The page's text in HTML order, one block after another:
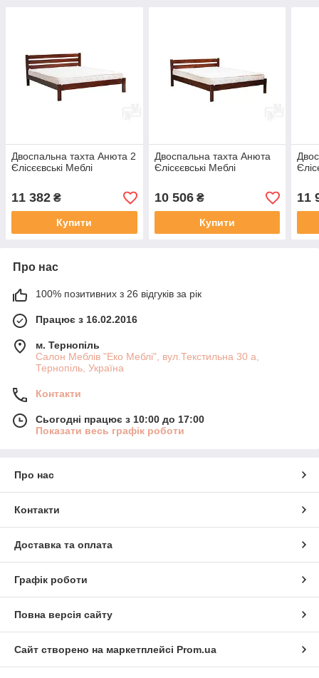
Двоспальна тахта Анюта 2
Єлісєєвські Меблі
11 382 ₴
Купити
Двоспальна тахта Анюта
Єлісєєвські Меблі
10 506₴
Купити
11
Про нас
100% позитивних з 26 відгуків за рік
Працює з 16.02.2016
м. Тернопіль
Салон Меблів "Еко Меблі", вул.Текстильна 30 а,
Тернопіль, Україна
Контакти
Сьогодні працює з 10:00 до 17:00
Показати весь графік роботи
Про нас
Контакти
Доставка та оплата
Графік роботи
Повна версія сайту
Сайт створено на маркетплейсі Prom.ua